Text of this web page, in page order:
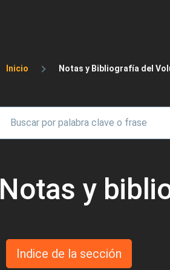
Sobrescribir
Inicio Notas y Bibliografía del
Notas y
Indice de la sección